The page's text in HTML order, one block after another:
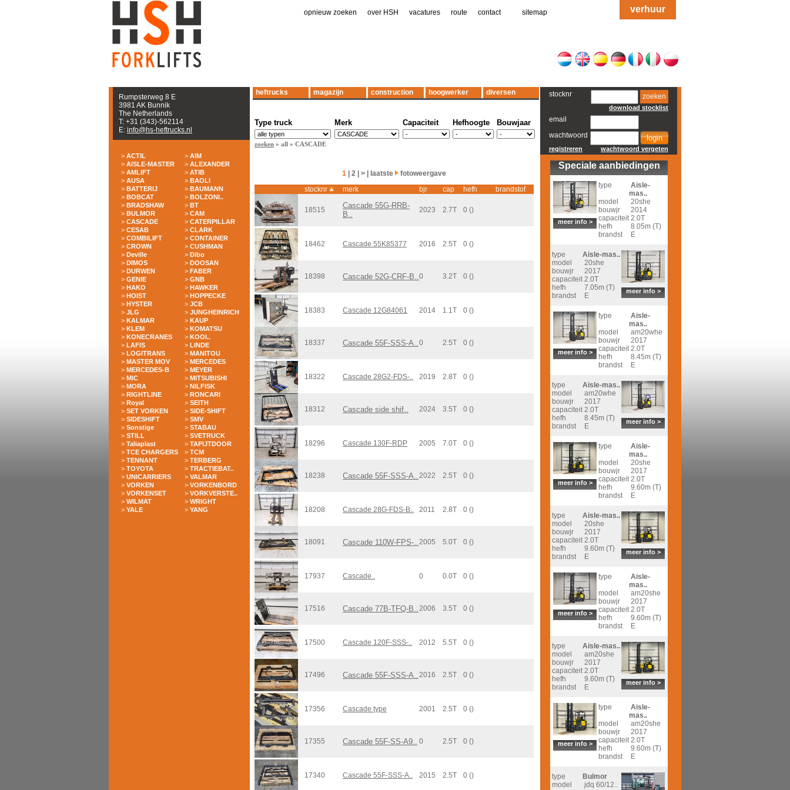
opnieuw zoeken over HSH vacatures| route contact| sitemap verhuur
Rumpsterweg 8 E
3981 AK Bunnik
The Netherlands
T: +31 (343)-562114
E: info@hs-heftrucks.nl
> ACTIL > AIM
> AISLE-MASTER > ALEXANDER
> AMLIFT > ATIB
> AUSA > BAOLI
> BATTERIJ > BAUMANN
> BOBCAT > BOLZONI..
> BRADSHAW > BT
> BULMOR > CAM
> CASCADE > CATERPILLAR
> CESAB > CLARK
> COMBILIFT > CONTAINER
> CROWN > CUSHMAN
> Deville > Dibo
> DIMOS > DOOSAN
> DURWEN > FABER
> GENIE > GNB
> HAKO > HAWKER
> HOIST > HOPPECKE
> HYSTER > JCB
> JLG > JUNGHEINRICH
> KALMAR > KAUP
> KLEM > KOMATSU
> KONECRANES > KOOI..
> LAFIS > LINDE
> LOGITRANS > MANITOU
> MASTER MOV > MERCEDES
> MERCEDES-B > MEYER
> MIC > MITSUBISHI
> MORA > NILFISK
> RIGHTLINE > RONCARI
> Royal > SEITH
> SET VORKEN > SIDE-SHIFT
> SIDESHIFT > SMV
> Sonstige > STABAU
> STILL > SVETRUCK
> Taliaplast > TAPIJTDOOR
> TCE CHARGERS > TCM
> TENNANT > TERBERG
> TOYOTA > TRACTIEBAT..
> UNICARRIERS > VALMAR
> VORKEN > VORKENBORD
> VORKENSET > VORKVERSTE..
> WILMAT > WRIGHT
> YALE > YANG
heftrucks magazijn construction hoogwerker diversen
Type truck Merk Capaciteit Hefhoogte Bouwjaar
zoeken » all » CASCADE
1 2 > laatste
fotoweergave
stocknr
merk bjr cap hefh brandstof
18515
Cascade 55G-RRB-
B..
2023 2.7T 0 ()
18462 Cascade 55K85377 2016 2.5T 0 ()
18398 Cascade 52G-CRF-B..0 3.2T 0 ()
18383 Cascade 12G84061 2014 1.1T 0 ()
18337 Cascade 55F-SSS-A..0 2.5T 0 ()
18322 Cascade 28G2-FDS-.. 2019 2.8T 0 ()
18312 Cascade side shif.. 2024 3.5T 0 ()
18296 Cascade 130F-RDP 2005 7.0T 0 ()
18238 Cascade 55F-SSS-A..2022 2.5T 0 ()
18208 Cascade 28G-FDS-B.. 2011 2.8T 0 ()
18091 Cascade 110W-FPS-..2005 5.0T 0 ()
17937 Cascade . 0 0.0T 0 ()
17516 Cascade 77B-TFQ-B..2006 3.5T 0 ()
17500 Cascade 120F-SSS-.. 2012 5.5T 0 ()
17496 Cascade 55F-SSS-A..2016 2.5T 0 ()
17356 Cascade type 2001 2.5T 0 ()
17355 Cascade 55F-SS-A9.. 0 2.5T 0 ()
17340 Cascade 55F-SSS-A.. 2015 2.5T 0 ()
stocknr zoeken
download stocklist
email
wachtwoord
registreren wachtwoord vergeten
Speciale aanbiedingen
meer info >
type
Aisle-
mas..
model
20she
bouwjr
2014
capaciteit2.0T
hefh
8.05m (T)
brandst
E
type Aisle-mas..
meer info >
model
20she
bouwjr
2017
capaciteit2.0T
hefh
7.05m (T)
brandst
E
meer info >
type
Aisle-
mas..
model
am20whe
bouwjr
2017
capaciteit2.0T
hefh
8.45m (T)
brandst
E
type Aisle-mas..
meer info >
model
am20whe
bouwjr
2017
capaciteit2.0T
hefh
8.45m (T)
brandst
E
meer info >
type
Aisle-
mas..
model
20she
bouwjr
2017
capaciteit2.0T
hefh
9.60m (T)
brandst
E
type Aisle-mas..
meer info >
model
20she
bouwjr
2017
capaciteit2.0T
hefh
9.60m (T)
brandst
E
meer info >
type
Aisle-
mas..
model
am20she
bouwjr
2017
capaciteit2.0T
hefh
9.60m (T)
brandst
E
type Aisle-mas..
meer info >
model
am20she
bouwjr
2017
capaciteit2.0T
hefh
9.60m (T)
brandst
E
meer info >
type
Aisle-
mas..
model
am20she
bouwjr
2017
capaciteit2.0T
hefh
9.60m (T)
brandst
E
type
Bulmor
model
jdq 60/12..